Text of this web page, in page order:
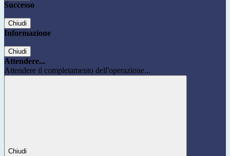
Successo
Chiudi
Informazione
Chiudi
Attendere...
Attendere il completamento dell'operazione...
Chiudi